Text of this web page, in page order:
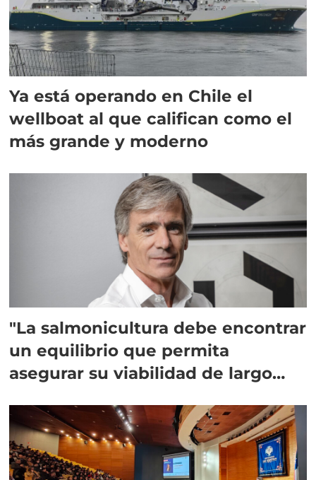
Ya está operando en Chile el
wellboat al que califican como el
más grande y moderno
"La salmonicultura debe encontrar
un equilibrio que permita
asegurar su viabilidad de largo